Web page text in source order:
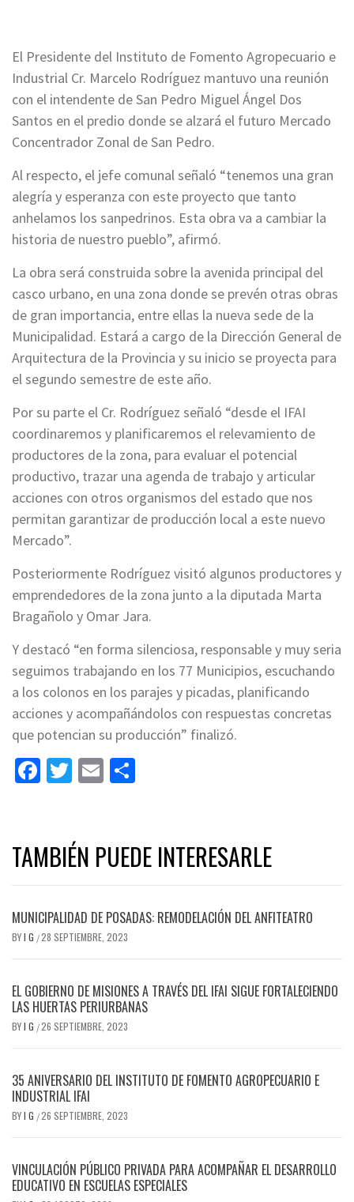
El Presidente del Instituto de Fomento Agropecuario e
Industrial Cr. Marcelo Rodríguez mantuvo una reunión
con el intendente de San Pedro Miguel Ángel Dos
Santos en el predio donde se alzará el futuro Mercado
Concentrador Zonal de San Pedro.
Al respecto, el jefe comunal señaló “tenemos una gran
alegría y esperanza con este proyecto que tanto
anhelamos los sanpedrinos. Esta obra va a cambiar la
historia de nuestro pueblo”, afirmó.
La obra será construida sobre la avenida principal del
casco urbano, en una zona donde se prevén otras obras
de gran importancia, entre ellas la nueva sede de la
Municipalidad. Estará a cargo de la Dirección General de
Arquitectura de la Provincia y su inicio se proyecta para
el segundo semestre de este año.
Por su parte el Cr. Rodríguez señaló “desde el IFAI
coordinaremos y planificaremos el relevamiento de
productores de la zona, para evaluar el potencial
productivo, trazar una agenda de trabajo y articular
acciones con otros organismos del estado que nos
permitan garantizar de producción local a este nuevo
Mercado”.
Posteriormente Rodríguez visitó algunos productores y
emprendedores de la zona junto a la diputada Marta
Bragañolo y Omar Jara.
Y destacó “en forma silenciosa, responsable y muy seria
seguimos trabajando en los 77 Municipios, escuchando
a los colonos en los parajes y picadas, planificando
acciones y acompañándolos con respuestas concretas
que potencian su producción” finalizó.
Facebook
Twitter
Email
TAMBIÉN PUEDE INTERESARLE
MUNICIPALIDAD DE POSADAS: REMODELACIÓN DEL ANFITEATRO
BYI G /28 SEPTIEMBRE, 2023
EL GOBIERNO DE MISIONES A TRAVÉS DEL IFAI SIGUE FORTALECIENDO
LAS HUERTAS PERIURBANAS
BYI G /26 SEPTIEMBRE, 2023
35 ANIVERSARIO DEL INSTITUTO DE FOMENTO AGROPECUARIO E
INDUSTRIAL IFAI
BYI G /26 SEPTIEMBRE, 2023
VINCULACIÓN PÚBLICO PRIVADA PARA ACOMPAÑAR EL DESARROLLO
EDUCATIVO EN ESCUELAS ESPECIALES